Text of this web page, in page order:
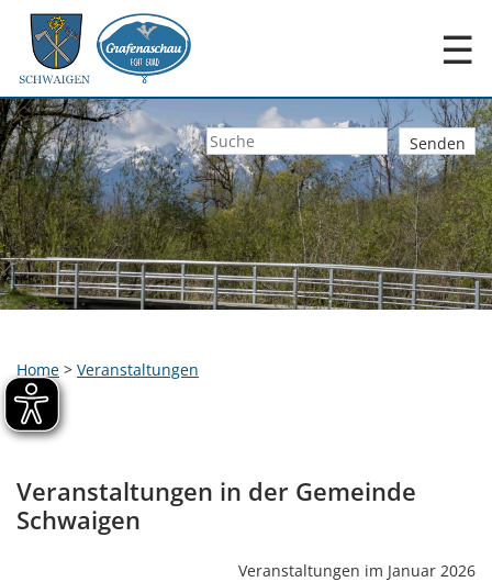
☰
Home > Veranstaltungen
Veranstaltungen in der Gemeinde
Schwaigen
Veranstaltungen im Januar 2026